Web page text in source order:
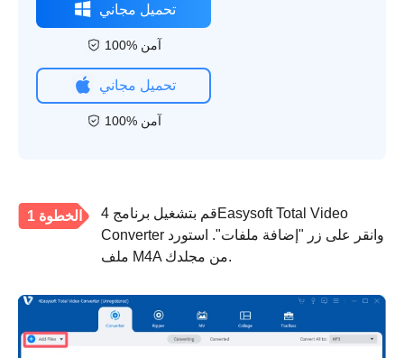
تحميل مجاني
100% آمن
تحميل مجاني
100% آمن
الخطوة 1
قم بتشغيل برنامج 4Easysoft Total Video
Converter وانقر على زر "إضافة ملفات". استورد
ملف M4A من مجلدك.